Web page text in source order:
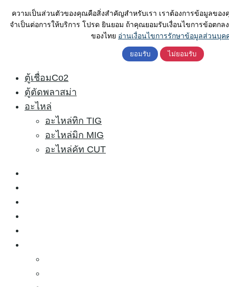
ความเป็นส่วนตัวของคุณคือสิ่งสำคัญสำหรับเรา เราต้องการข้อมูลของ
จำเป็นต่อการให้บริการ โปรด ยินยอม ถ้าคุณยอมรับเงื่อนไขการข้อตกล
ของไทย อ่านเงื่อนไขการรักษาข้อมูลส่วนบุค
ยอมรับ ไม่ยอมรับ
Skip
to
ตู้เชื่อมCo2
ตู้ตัดพลาสม่า
อะไหล่
อะไหล่ทิก TIG
อะไหล่มิก MIG
อะไหล่คัท CUT
ค้นหา
สำหรับ:
ตู้ตัดพลาสม่า RILON CUT160 380V.